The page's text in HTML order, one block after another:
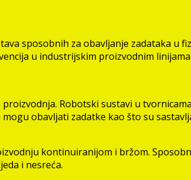
sposobnih za obavljanje zadataka u
u industrijskim proizvodnim linijama.
Robotski sustavi u
obavljati zadatke kao što su
kontinuiranijom i bržom.
i nesreća.